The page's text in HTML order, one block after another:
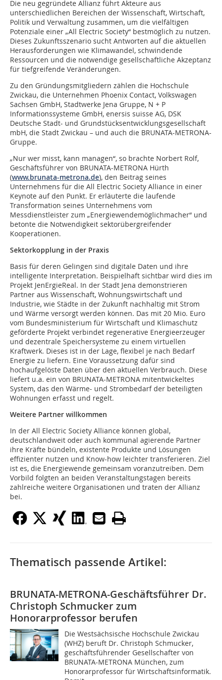
Die neu gegründete Allianz führt Akteure aus
unterschiedlichen Bereichen der Wissenschaft, Wirtschaft,
Politik und Verwaltung zusammen, um die vielfältigen
Potenziale einer „All Electric Society“ bestmöglich zu nutzen.
Dieses Zukunftsszenario sucht Antworten auf die aktuellen
Herausforderungen wie Klimawandel, schwindende
Ressourcen und die notwendige gesellschaftliche Akzeptanz
für tiefgreifende Veränderungen.
Zu den Gründungsmitgliedern zählen die Hochschule
Zwickau, die Unternehmen Phoenix Contact, Volkswagen
Sachsen GmbH, Stadtwerke Jena Gruppe, N + P
Informationssysteme GmbH, enersis suisse AG, DSK
Deutsche Stadt- und Grundstücksentwicklungsgesellschaft
mbH, die Stadt Zwickau – und auch die BRUNATA-METRONA-
Gruppe.
„Nur wer misst, kann managen“, so brachte Norbert Rolf,
Geschäftsführer von BRUNATA-METRONA Hürth
(www.brunata-metrona.de), den Beitrag seines
Unternehmens für die All Electric Society Alliance in einer
Keynote auf den Punkt. Er erläuterte die laufende
Transformation seines Unternehmens vom
Messdienstleister zum „Energiewendemöglichmacher“ und
betonte die Notwendigkeit sektorübergreifender
Kooperationen.
Sektorkopplung in der Praxis
Basis für deren Gelingen sind digitale Daten und ihre
intelligente Interpretation. Beispielhaft sichtbar wird dies im
Projekt JenErgieReal. In der Stadt Jena demonstrieren
Partner aus Wissenschaft, Wohnungswirtschaft und
Industrie, wie Städte in der Zukunft nachhaltig mit Strom
und Wärme versorgt werden können. Das mit 20 Mio. Euro
vom Bundesministerium für Wirtschaft und Klimaschutz
geförderte Projekt verbindet regenerative Energieerzeuger
und dezentrale Speichersysteme zu einem virtuellen
Kraftwerk. Dieses ist in der Lage, flexibel je nach Bedarf
Energie zu liefern. Eine Voraussetzung dafür sind
hochaufgelöste Daten über den aktuellen Verbrauch. Diese
liefert u.a. ein von BRUNATA-METRONA mitentwickeltes
System, das den Wärme- und Strombedarf der beteiligten
Wohnungen erfasst und regelt.
Weitere Partner willkommen
In der All Electric Society Alliance können global,
deutschlandweit oder auch kommunal agierende Partner
ihre Kräfte bündeln, existente Produkte und Lösungen
effizienter nutzen und Know-how leichter transferieren. Ziel
ist es, die Energiewende gemeinsam voranzutreiben. Dem
Vorbild folgten an beiden Veranstaltungstagen bereits
zahlreiche weitere Organisationen und traten der Allianz
bei.
Thematisch passende Artikel:
BRUNATA-METRONA-Geschäftsführer Dr.
Christoph Schmucker zum
Honorarprofessor berufen
Die Westsächsische Hochschule Zwickau
(WHZ) beruft Dr. Christoph Schmucker,
geschäftsführender Gesellschafter von
BRUNATA-METRONA München, zum
Honorarprofessor für Wirtschaftsinformatik.